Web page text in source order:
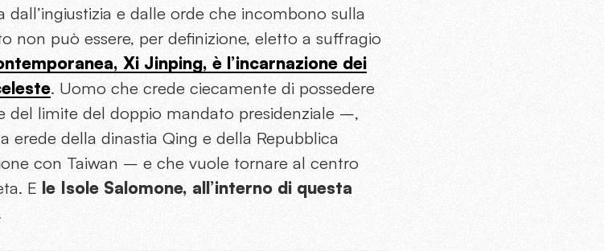
e dalle orde che incombono sulla
non può essere, per definizione, eletto a suffragio
Xi Jinping, è l’incarnazione dei
. Uomo che crede ciecamente di possedere
del limite del doppio mandato presidenziale –,
erede della dinastia Qing e della Repubblica
con Taiwan – e che vuole tornare al centro
E le Isole Salomone, all’interno di questa